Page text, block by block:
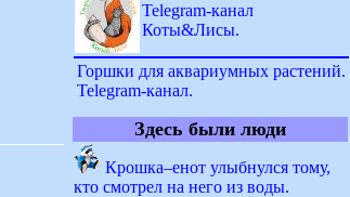
Telegram-канал
Коты&Лисы.
Горшки для аквариумных растений.
Telegram-канал.
Здесь были люди
Крошка–енот улыбнулся тому,
кто смотрел на него из воды.